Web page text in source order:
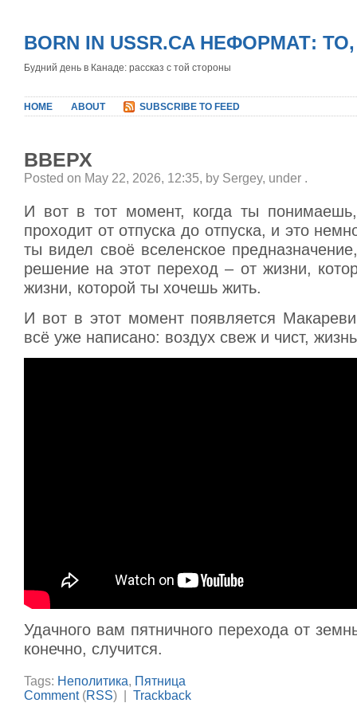
BORN IN USSR.CA НЕФОРМАТ:
Будний день в Канаде: рассказ с той стороны
HOME ABOUT SUBSCRIBE TO FEED
ВВЕРХ
Posted on May 22, 2026, 12:35, by Sergey, under .
И вот в тот момент, когда ты
проходит от отпуска до отпуска, и это
ты видел своё вселенское
решение на этот переход – от жизни,
жизни, которой ты хочешь жить.
И вот в этот момент появляется
всё уже написано: воздух свеж и чист,
Удачного вам пятничного перехода от
конечно, случится.
Tags: Неполитика, Пятница
Comment(RSS) | Trackback